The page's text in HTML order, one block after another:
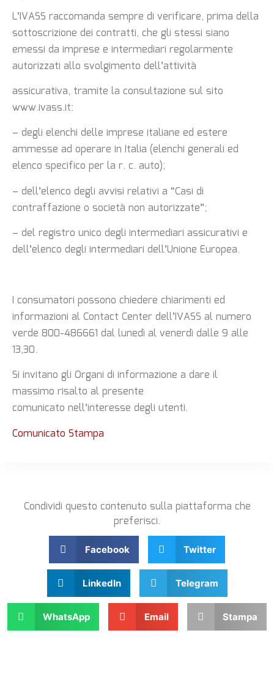
L’IVASS raccomanda sempre di verificare, prima della
sottoscrizione dei contratti, che gli stessi siano
emessi da imprese e intermediari regolarmente
autorizzati allo svolgimento dell’attività
assicurativa, tramite la consultazione sul sito
www.ivass.it:
– degli elenchi delle imprese italiane ed estere
ammesse ad operare in Italia (elenchi generali ed
elenco specifico per la r. c. auto);
– dell’elenco degli avvisi relativi a “Casi di
contraffazione o società non autorizzate”;
– del registro unico degli intermediari assicurativi e
dell’elenco degli intermediari dell’Unione Europea.
I consumatori possono chiedere chiarimenti ed
informazioni al Contact Center dell’IVASS al numero
verde 800-486661 dal lunedì al venerdì dalle 9 alle
13,30.
Si invitano gli Organi di informazione a dare il
massimo risalto al presente
comunicato nell’interesse degli utenti.
Comunicato Stampa
Condividi questo contenuto sulla piattaforma che
preferisci.
Facebook Twitter
LinkedIn Telegram
WhatsApp Email Stampa